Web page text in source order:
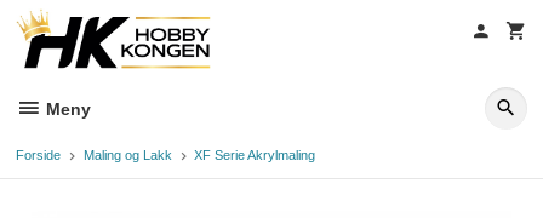
innholdet
Meny
Forside Maling og Lakk XF Serie Akrylmaling